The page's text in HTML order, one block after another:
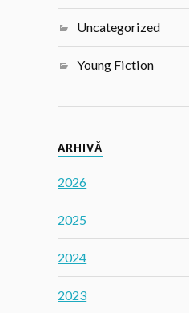
Uncategorized
Young Fiction
ARHIVĂ
2026
2025
2024
2023